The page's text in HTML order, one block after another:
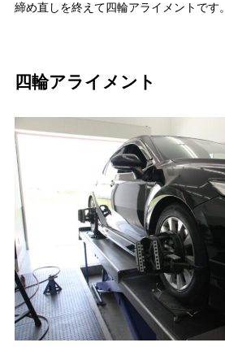
締め直しを終えて四輪アライメントです。
四輪アライメント